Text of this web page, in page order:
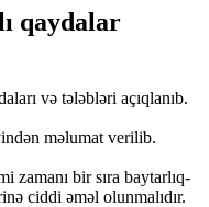
qaydalar
və tələbləri açıqlanıb.
məlumat verilib.
zamanı bir sıra baytarlıq-
ciddi əməl olunmalıdır.